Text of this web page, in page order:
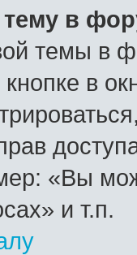
тему в
темы в
кнопке в
«Вы
и т.п.